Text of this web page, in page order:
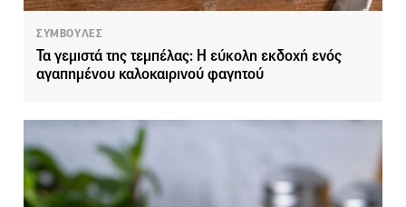
ΣΥΜΒΟΥΛΕΣ
Τα γεμιστά της τεμπέλας: Η εύκολη εκδοχή ενός
αγαπημένου καλοκαιρινού φαγητού